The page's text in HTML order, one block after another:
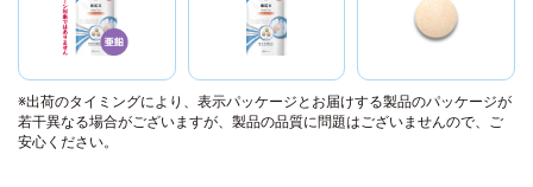
※出荷のタイミングにより、表示パッケージとお届けする製品のパッケージが
若干異なる場合がございますが、製品の品質に問題はございませんので、ご
安心ください。